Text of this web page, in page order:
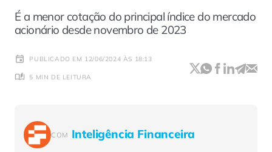
É a menor cotação do principal índice do mercado
acionário desde novembro de 2023
PUBLICADO EM 12/06/2024 ÀS 18:13
5 MIN DE LEITURA
COM Inteligência Financeira